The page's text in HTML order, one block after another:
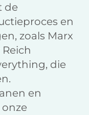
de
en
zoals Marx
die
en